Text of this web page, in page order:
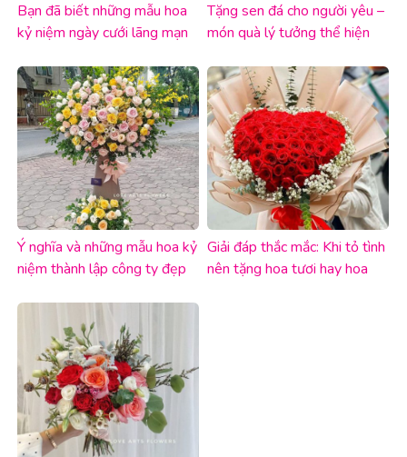
Bạn đã biết những mẫu hoa
kỷ niệm ngày cưới lãng mạn
Tặng sen đá cho người yêu –
món quà lý tưởng thể hiện
Ý nghĩa và những mẫu hoa kỷ
niệm thành lập công ty đẹp
Giải đáp thắc mắc: Khi tỏ tình
nên tặng hoa tươi hay hoa